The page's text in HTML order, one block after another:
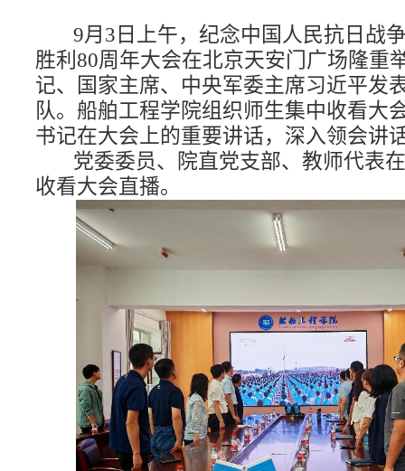
9月 3 日上午，纪念中国人民抗日战
胜利 80周年大会在北京天安门广场隆重
记、国家主席、中央军委主席习近平发
队。船舶工程学院组织师生集中收看大
书记在大会上的重要讲话，深入领会讲
党委委员、院直党支部、教师代表
收看大会直播。